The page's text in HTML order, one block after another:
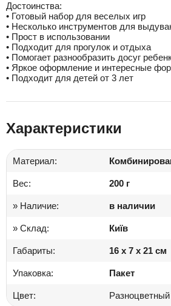
Достоинства:
• Готовый набор для веселых игр
• Несколько инструментов для
• Прост в использовании
• Подходит для прогулок и отдыха
• Помогает разнообразить досуг
• Яркое оформление и интересные
• Подходит для детей от 3 лет
Характеристики
Материал:
Вес: 200 г
» Наличие: в наличии
» Склад: Київ
Габариты: 16 x 7 x 21 см
Упаковка: Пакет
Цвет: Разноцветный